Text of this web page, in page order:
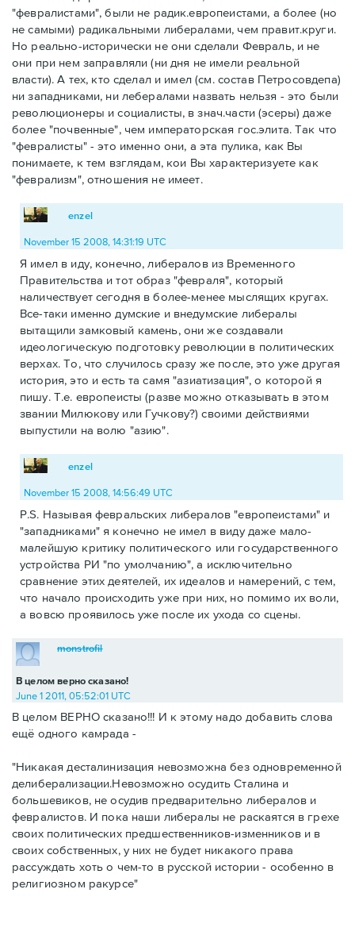
"февралистами", были не радик.европеистами, а более (но
не самыми) радикальными либералами, чем правит.круги.
Но реально-исторически не они сделали Февраль, и не
они при нем заправляли (ни дня не имели реальной
власти). А тех, кто сделал и имел (см. состав Петросовдепа)
ни западниками, ни лебералами назвать нельзя - это были
революционеры и социалисты, в знач.части (эсеры) даже
более "почвенные", чем императорская гос.элита. Так что
"февралисты" - это именно они, а эта пулика, как Вы
понимаете, к тем взглядам, кои Вы характеризуете как
"феврализм", отношения не имеет.
enzel
November 15 2008, 14:31:19 UTC
Я имел в иду, конечно, либералов из Временного
Правительства и тот образ "февраля", который
наличествует сегодня в более-менее мыслящих кругах.
Все-таки именно думские и внедумские либералы
вытащили замковый камень, они же создавали
идеологическую подготовку революции в политических
верхах. То, что случилось сразу же после, это уже другая
история, это и есть та самя "азиатизация", о которой я
пишу. Т.е. европеисты (разве можно отказывать в этом
звании Милюкову или Гучкову?) своими действиями
выпустили на волю "азию".
enzel
November 15 2008, 14:56:49 UTC
P.S. Называя февральских либералов "европеистами" и
"западниками" я конечно не имел в виду даже мало-
малейшую критику политического или государственного
устройства РИ "по умолчанию", а исключительно
сравнение этих деятелей, их идеалов и намерений, с тем,
что начало происходить уже при них, но помимо их воли,
а вовсю проявилось уже после их ухода со сцены.
В целом верно сказано!
monstrofil
June 1 2011, 05:52:01 UTC
В целом ВЕРНО сказано!!! И к этому надо добавить слова
ещё одного камрада -
"Никакая десталинизация невозможна без одновременной
делиберализации.Невозможно осудить Сталина и
большевиков, не осудив предварительно либералов и
февралистов. И пока наши либералы не раскаятся в грехе
своих политических предшественников-изменников и в
своих собственных, у них не будет никакого права
рассуждать хоть о чем-то в русской истории - особенно в
религиозном ракурсе"